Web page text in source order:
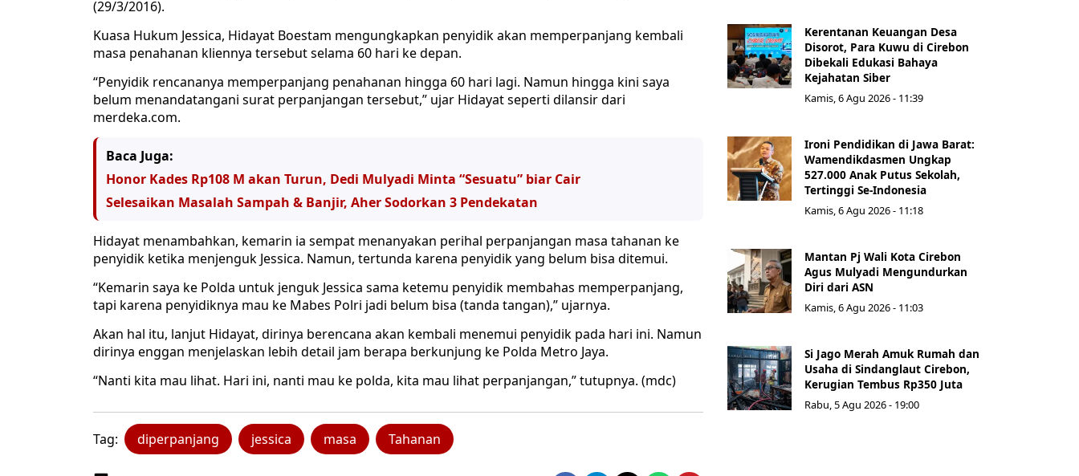
(29/3/2016).
Kuasa Hukum Jessica, Hidayat Boestam mengungkapkan penyidik akan memperpanjang kembali
masa penahanan kliennya tersebut selama 60 hari ke depan.
“Penyidik rencananya memperpanjang penahanan hingga 60 hari lagi. Namun hingga kini saya
belum menandatangani surat perpanjangan tersebut,” ujar Hidayat seperti dilansir dari
merdeka.com.
Baca Juga:
Honor Kades Rp108 M akan Turun, Dedi Mulyadi Minta “Sesuatu” biar Cair
Selesaikan Masalah Sampah & Banjir, Aher Sodorkan 3 Pendekatan
Hidayat menambahkan, kemarin ia sempat menanyakan perihal perpanjangan masa tahanan ke
penyidik ketika menjenguk Jessica. Namun, tertunda karena penyidik yang belum bisa ditemui.
“Kemarin saya ke Polda untuk jenguk Jessica sama ketemu penyidik membahas memperpanjang,
tapi karena penyidiknya mau ke Mabes Polri jadi belum bisa (tanda tangan),” ujarnya.
Akan hal itu, lanjut Hidayat, dirinya berencana akan kembali menemui penyidik pada hari ini. Namun
dirinya enggan menjelaskan lebih detail jam berapa berkunjung ke Polda Metro Jaya.
“Nanti kita mau lihat. Hari ini, nanti mau ke polda, kita mau lihat perpanjangan,” tutupnya. (mdc)
Tag: diperpanjang jessica masa Tahanan
Kerentanan Keuangan Desa
Disorot, Para Kuwu di Cirebon
Dibekali Edukasi Bahaya
Kejahatan Siber
Kamis, 6 Agu 2026 - 11:39
Ironi Pendidikan di Jawa Barat:
Wamendikdasmen Ungkap
527.000 Anak Putus Sekolah,
Tertinggi Se-Indonesia
Kamis, 6 Agu 2026 - 11:18
Mantan Pj Wali Kota Cirebon
Agus Mulyadi Mengundurkan
Diri dari ASN
Kamis, 6 Agu 2026 - 11:03
Si Jago Merah Amuk Rumah dan
Usaha di Sindanglaut Cirebon,
Kerugian Tembus Rp350 Juta
Rabu, 5 Agu 2026 - 19:00